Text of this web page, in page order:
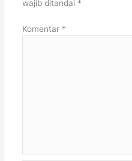
wajib ditandai *
Komentar *